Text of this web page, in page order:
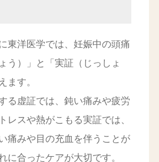
東洋医学では、妊娠中の頭痛
う）」と「実証（じっしょ
ます。
る虚証では、鈍い痛みや疲労
レスや熱がこもる実証では、
痛みや目の充血を伴うことが
に合ったケアが大切です。